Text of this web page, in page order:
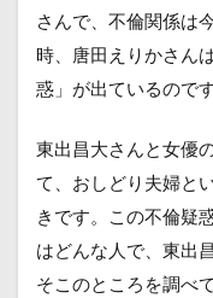
さんで、不倫関係は
時、唐田えりかさん
惑」が出ているのです
東出昌大さんと女優
て、おしどり夫婦と
きです。この不倫疑
はどんな人で、東出
そこのところを調べ